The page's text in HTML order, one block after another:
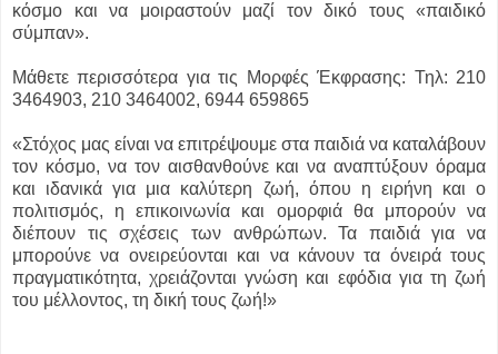
κόσμο και να μοιραστούν μαζί τον δικό τους «παιδικό
σύμπαν».
Μάθετε περισσότερα για τις Μορφές Έκφρασης: Τηλ: 210
3464903, 210 3464002, 6944 659865
«Στόχος μας είναι να επιτρέψουμε στα παιδιά να καταλάβουν
τον κόσμο, να τον αισθανθούνε και να αναπτύξουν όραμα
και ιδανικά για μια καλύτερη ζωή, όπου η ειρήνη και ο
πολιτισμός, η επικοινωνία και ομορφιά θα μπορούν να
διέπουν τις σχέσεις των ανθρώπων. Τα παιδιά για να
μπορούνε να ονειρεύονται και να κάνουν τα όνειρά τους
πραγματικότητα, χρειάζονται γνώση και εφόδια για τη ζωή
του μέλλοντος, τη δική τους ζωή!»